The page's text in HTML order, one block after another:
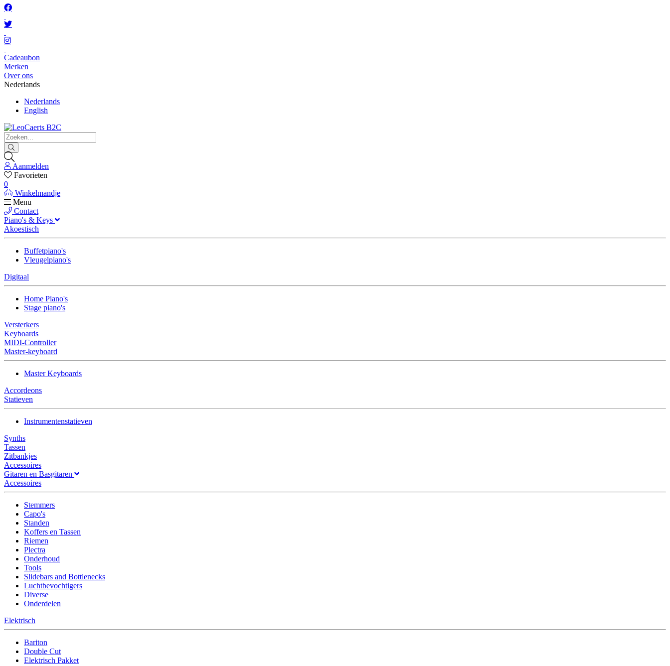
Cadeaubon
Merken
Over ons
Nederlands
Nederlands
English
Aanmelden
Favorieten
0
Winkelmandje
Menu
Contact
Piano's & Keys
Akoestisch
Buffetpiano's
Vleugelpiano's
Digitaal
Home Piano's
Stage piano's
Versterkers
Keyboards
MIDI-Controller
Master-keyboard
Master Keyboards
Accordeons
Statieven
Instrumentenstatieven
Synths
Tassen
Zitbankjes
Accessoires
Gitaren en Basgitaren
Accessoires
Stemmers
Capo's
Standen
Koffers en Tassen
Riemen
Plectra
Onderhoud
Tools
Slidebars and Bottlenecks
Luchtbevochtigers
Diverse
Onderdelen
Elektrisch
Bariton
Double Cut
Elektrisch Pakket